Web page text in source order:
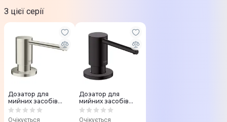
Додаткові характеристики
Матеріал
Колір
Особливості
З цієї серії
Дозатор для
мийних засобів
Hansgrohe A41,
Очікується
Дозатор для
мийних засобів
Hansgrohe A41,
Очікується